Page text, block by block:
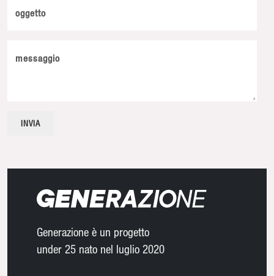
oggetto
messaggio
Generazione è un progetto
under 25 nato nel luglio 2020